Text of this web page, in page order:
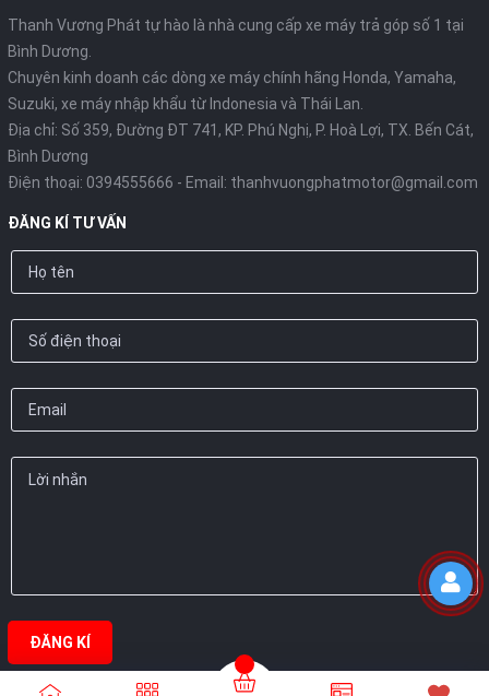
Thanh Vương Phát tự hào là nhà cung cấp xe máy trả góp số 1 tại
Bình Dương.
Chuyên kinh doanh các dòng xe máy chính hãng Honda, Yamaha,
Suzuki, xe máy nhập khẩu từ Indonesia và Thái Lan.
Địa chỉ: Số 359, Đường ĐT 741, KP. Phú Nghị, P. Hoà Lợi, TX. Bến Cát,
Bình Dương
Điện thoại: 0394555666 - Email: thanhvuongphatmotor@gmail.com
ĐĂNG KÍ TƯ VẤN
ĐĂNG KÍ